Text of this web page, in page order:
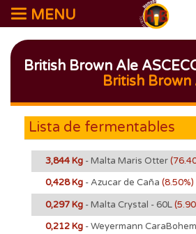
MENU
British Brown Ale
British Brown
Lista de fermentables
3,844 Kg - Malta Maris Otter
0,428 Kg - Azucar de Caña (8.50%)
0,297 Kg - Malta Crystal - 60L
0,212 Kg - Weyermann